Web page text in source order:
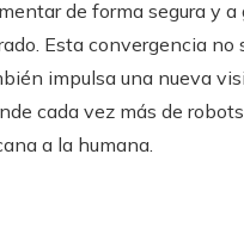
de forma segura y a
Esta convergencia no
impulsa una nueva
cada vez más de
a la humana.